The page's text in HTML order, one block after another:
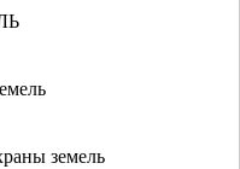
земель